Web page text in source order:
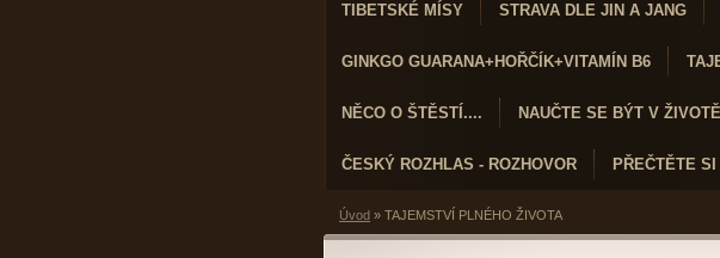
TIBETSKÉ MÍSY STRAVA DLE JIN A JANG
GINKGO GUARANA+HOŘČÍK+VITAMÍN B6
NĚCO O ŠTĚSTÍ.... NAUČTE SE BÝT V
ČESKÝ ROZHLAS - ROZHOVOR PŘEČTĚTE SI
Úvod » TAJEMSTVÍ PLNÉHO ŽIVOTA